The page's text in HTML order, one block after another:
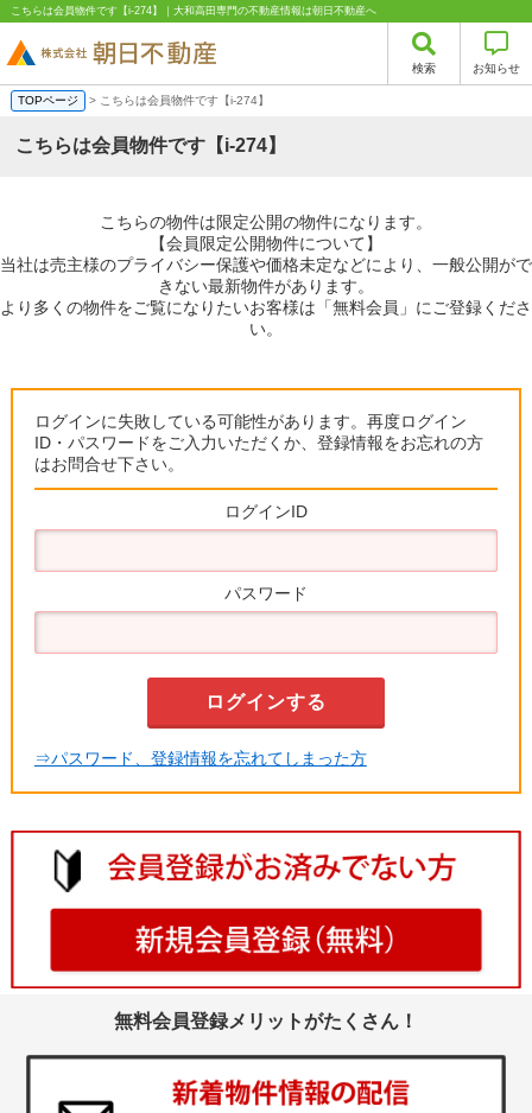
こちらは会員物件です【i-274】｜大和高田専門の不動産情報は朝日不動産へ
検索 お知らせ
TOPページ > こちらは会員物件です【i-274】
こちらは会員物件です【i-274】
こちらの物件は限定公開の物件になります。
【会員限定公開物件について】
当社は売主様のプライバシー保護や価格未定などにより、一般公開がで
きない最新物件があります。
より多くの物件をご覧になりたいお客様は「無料会員」にご登録くださ
い。
ログインに失敗している可能性があります。再度ログイン
ID・パスワードをご入力いただくか、登録情報をお忘れの方
はお問合せ下さい。
ログインID
パスワード
⇒パスワード、登録情報を忘れてしまった方
無料会員登録メリットがたくさん！